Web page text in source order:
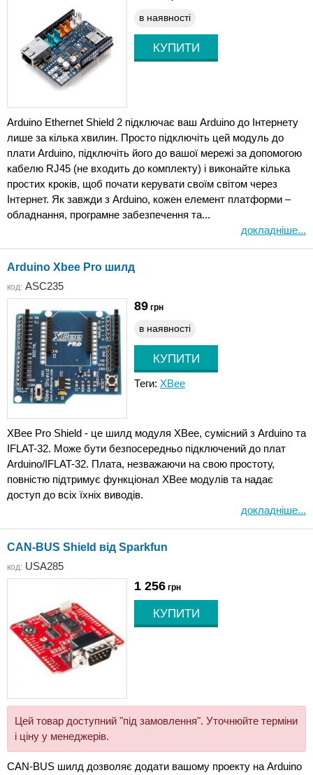
в наявності
Arduino Ethernet Shield 2 підключає ваш Arduino до Інтернету
лише за кілька хвилин. Просто підключіть цей модуль до
плати Arduino, підключіть його до вашої мережі за допомогою
кабелю RJ45 (не входить до комплекту) і виконайте кілька
простих кроків, щоб почати керувати своїм світом через
Інтернет. Як завжди з Arduino, кожен елемент платформи –
обладнання, програмне забезпечення та...
докладніше...
Arduino Xbee Pro шилд
код: ASC235
89 грн
в наявності
Теги: XBee
XBee Pro Shield - це шилд модуля XBee, сумісний з Arduino та
IFLAT-32. Може бути безпосередньо підключений до плат
Arduino/IFLAT-32. Плата, незважаючи на свою простоту,
повністю підтримує функціонал XBee модулів та надає
доступ до всіх їхніх виводів.
докладніше...
CAN-BUS Shield від Sparkfun
код: USA285
1 256 грн
Цей товар доступний "під замовлення". Уточнюйте терміни
і ціну у менеджерів.
CAN-BUS шилд дозволяє додати вашому проекту на Arduino